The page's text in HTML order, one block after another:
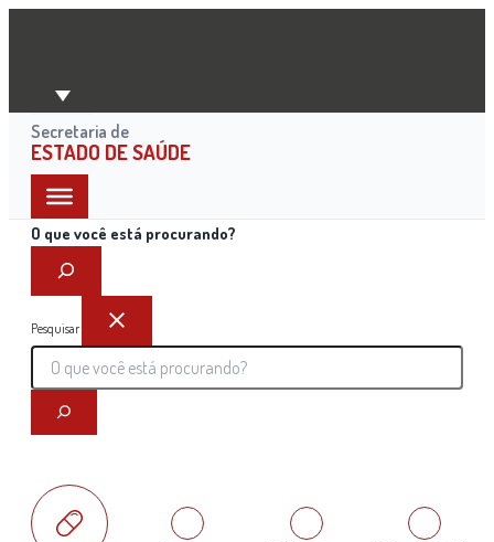
Ir
conteúdo
Secretaria de
ESTADO DE SAÚDE
O que você está procurando?
Pesquisar